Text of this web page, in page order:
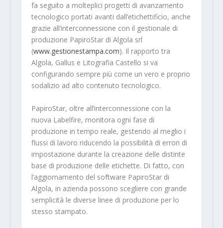
fa seguito a molteplici progetti di avanzamento
tecnologico portati avanti dall’etichettificio, anche
grazie all’interconnessione con il gestionale di
produzione PapiroStar di Algola srl
(www.gestionestampa.com). Il rapporto tra
Algola, Gallus e Litografia Castello si va
configurando sempre più come un vero e proprio
sodalizio ad alto contenuto tecnologico.
PapiroStar, oltre all’interconnessione con la
nuova Labelfire, monitora ogni fase di
produzione in tempo reale, gestendo al meglio i
flussi di lavoro riducendo la possibilità di errori di
impostazione durante la creazione delle distinte
base di produzione delle etichette. Di fatto, con
l’aggiornamento del software PapiroStar di
Algola, in azienda possono scegliere con grande
semplicità le diverse linee di produzione per lo
stesso stampato.